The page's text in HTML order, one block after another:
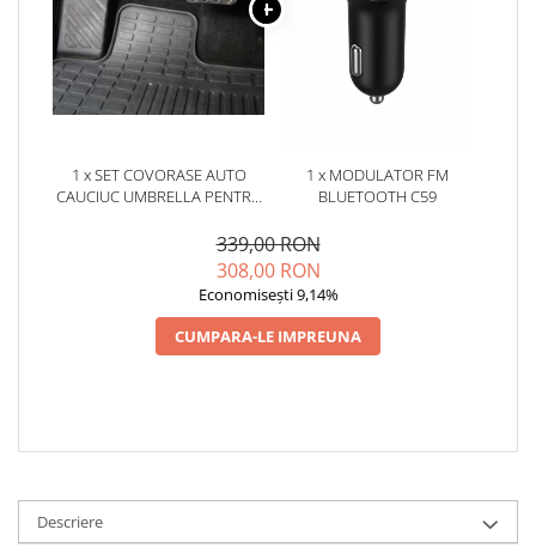
1 x SET COVORASE AUTO
CAUCIUC UMBRELLA PENTRU
1 x MODULATOR FM
BLUETOOTH C59
339,00 RON
308,00 RON
Economisești 9,14%
CUMPARA-LE IMPREUNA
Descriere